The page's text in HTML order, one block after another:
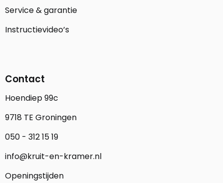
Service & garantie
Instructievideo’s
Contact
Hoendiep 99c
9718 TE Groningen
050 - 312 15 19
info@kruit-en-kramer.nl
Openingstijden